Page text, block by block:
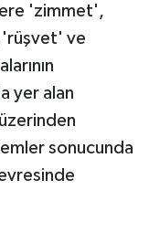
'zimmet',
'rüşvet' ve
yer alan
sonucunda